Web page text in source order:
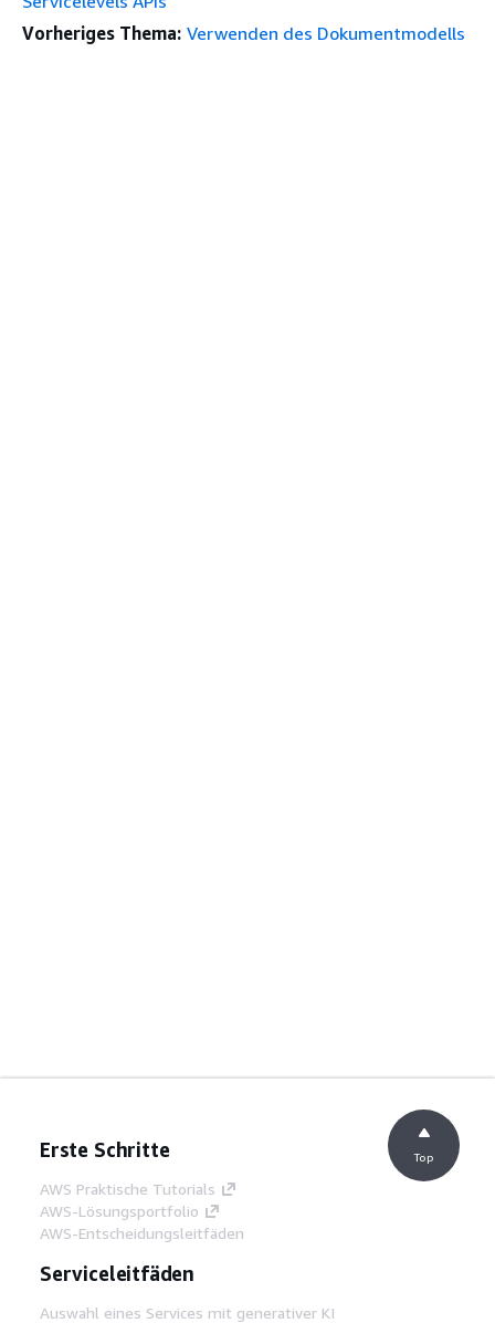
Vorheriges Thema: Verwenden des Dokumentmodells
Erste Schritte
AWS Praktische Tutorials
AWS-Lösungsportfolio
AWS-Entscheidungsleitfäden
Serviceleitfäden
Auswahl eines Services mit generativer KI
Top